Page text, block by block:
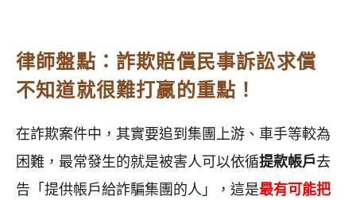
律師盤點：詐欺賠償民事訴訟求償
不知道就很難打贏的重點！
在詐欺案件中，其實要追到集團上游、車手等較為
困難，最常發生的就是被害人可以依循提款帳戶去
告「提供帳戶給詐騙集團的人」，這是最有可能把